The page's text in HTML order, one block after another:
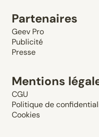
Partenaires
Geev Pro
Publicité
Presse
Mentions
CGU
Politique de
Cookies